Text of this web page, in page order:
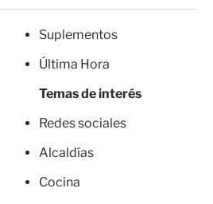
Suplementos
Última Hora
Temas de interés
Redes sociales
Alcaldías
Cocina